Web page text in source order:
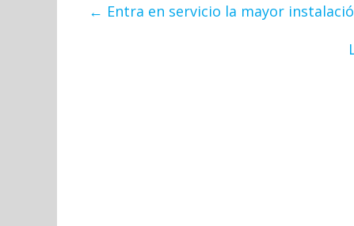
← Entra en servicio la mayor